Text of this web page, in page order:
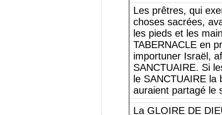
Les prêtres, qui
choses sacrées,
les pieds et les
TABERNACLE en
importuner Israël,
SANCTUAIRE. Si
le SANCTUAIRE
auraient partagé le
La GLOIRE DE